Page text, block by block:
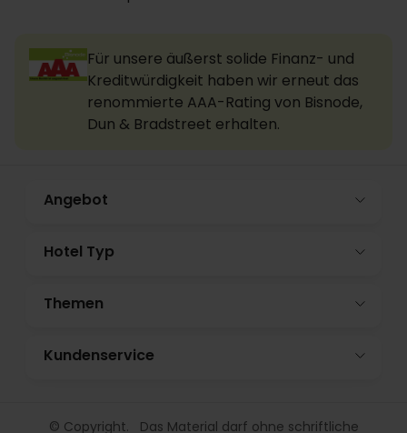
Für unsere äußerst solide Finanz- und
Kreditwürdigkeit haben wir erneut das
renommierte AAA-Rating von Bisnode,
Dun & Bradstreet erhalten.
Angebot
Hotel Typ
Themen
Kundenservice
© Copyright. Das Material darf ohne schriftliche